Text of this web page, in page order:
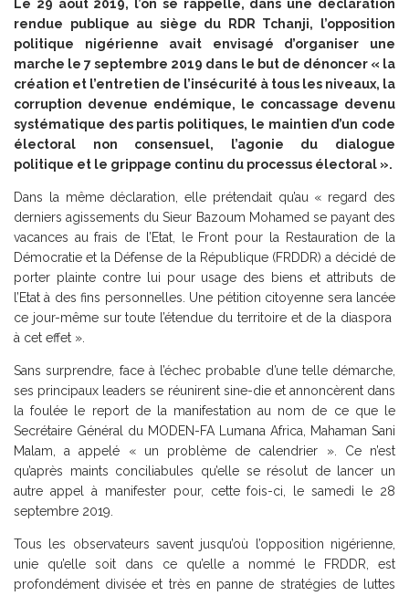
Le 29 août 2019, l’on se rappelle, dans une déclaration
rendue publique au siège du RDR Tchanji, l’opposition
politique nigérienne avait envisagé d’organiser une
marche le 7 septembre 2019 dans le but de dénoncer « la
création et l’entretien de l’insécurité à tous les niveaux, la
corruption devenue endémique, le concassage devenu
systématique des partis politiques, le maintien d’un code
électoral non consensuel, l’agonie du dialogue
politique et le grippage continu du processus électoral ».
Dans la même déclaration, elle prétendait qu’au « regard des
derniers agissements du Sieur Bazoum Mohamed se payant des
vacances au frais de l’Etat, le Front pour la Restauration de la
Démocratie et la Défense de la République (FRDDR) a décidé de
porter plainte contre lui pour usage des biens et attributs de
l’Etat à des fins personnelles. Une pétition citoyenne sera lancée
ce jour-même sur toute l’étendue du territoire et de la diaspora
à cet effet ».
Sans surprendre, face à l’échec probable d’une telle démarche,
ses principaux leaders se réunirent sine-die et annoncèrent dans
la foulée le report de la manifestation au nom de ce que le
Secrétaire Général du MODEN-FA Lumana Africa, Mahaman Sani
Malam, a appelé « un problème de calendrier ». Ce n’est
qu’après maints conciliabules qu’elle se résolut de lancer un
autre appel à manifester pour, cette fois-ci, le samedi le 28
septembre 2019.
Tous les observateurs savent jusqu’où l’opposition nigérienne,
unie qu’elle soit dans ce qu’elle a nommé le FRDDR, est
profondément divisée et très en panne de stratégies de luttes